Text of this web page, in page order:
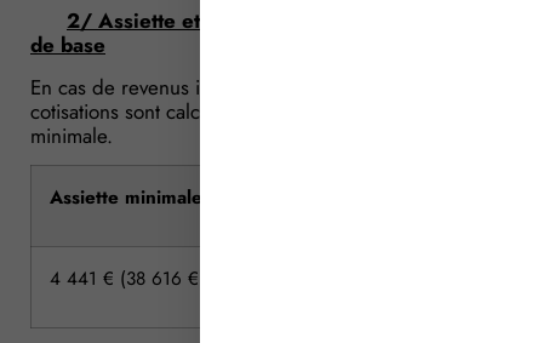
2/ Assiette et cotisations minimales retraite
de base
En cas de revenus inférieurs à un certain seuil, les
cotisations sont calculées sur une base annuelle
minimale.
Assiette minimale
4 441 € (38 616 € x 11,50 %)